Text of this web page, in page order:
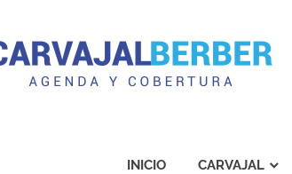
INICIO CARVAJAL